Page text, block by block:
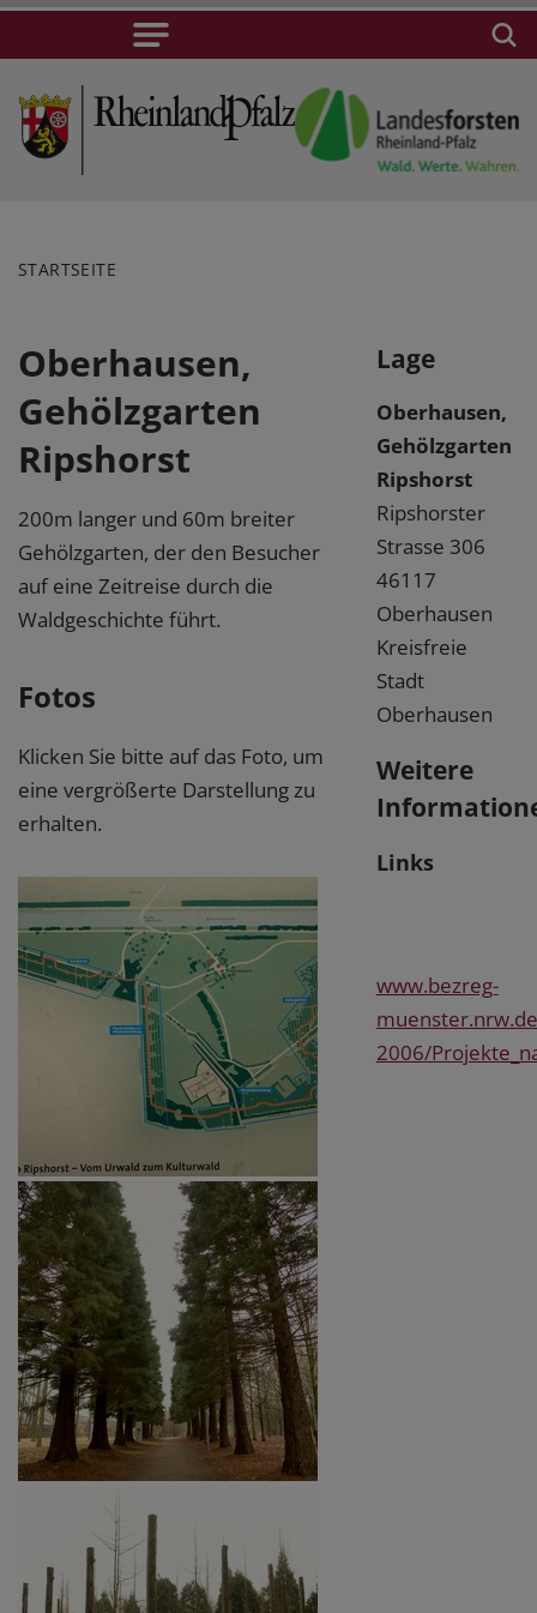
STARTSEITE
Oberhausen,
Gehölzgarten
Ripshorst
200m langer und 60m breiter
Gehölzgarten, der den Besucher
auf eine Zeitreise durch die
Waldgeschichte führt.
Fotos
Klicken Sie bitte auf das Foto, um
eine vergrößerte Darstellung zu
erhalten.
Lage
Oberhausen,
Gehölzgarten
Ripshorst
Ripshorster
Strasse 306
46117
Oberhausen
Kreisfreie
Stadt
Oberhausen
Weitere
Links
www.bezreg-
2006/